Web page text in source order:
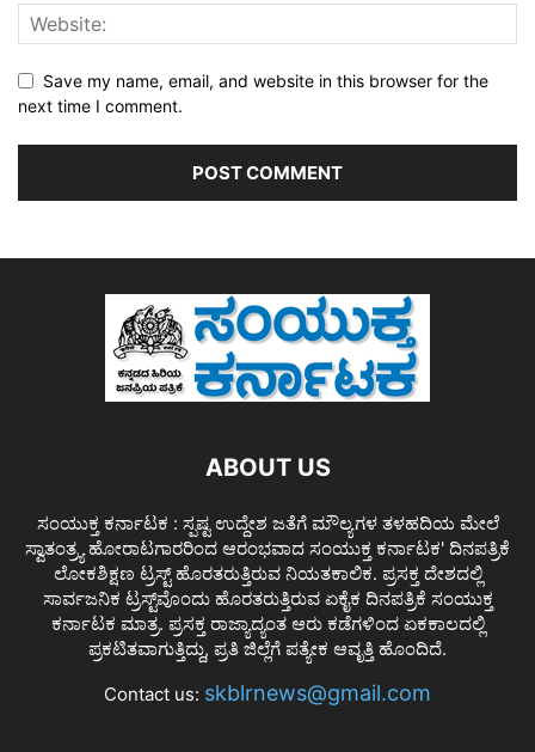
Save my name, email, and website in this browser for the
next time I comment.
ABOUT US
ಸಂಯುಕ್ತ ಕರ್ನಾಟಕ : ಸ್ಪಷ್ಟ ಉದ್ದೇಶ ಜತೆಗೆ ಮೌಲ್ಯಗಳ ತಳಹದಿಯ ಮೇಲೆ
ಸ್ವಾತಂತ್ರ್ಯ ಹೋರಾಟಗಾರರಿಂದ ಆರಂಭವಾದ ಸಂಯುಕ್ತ ಕರ್ನಾಟಕ' ದಿನಪತ್ರಿಕೆ
ಲೋಕಶಿಕ್ಷಣ ಟ್ರಸ್ಟ್ ಹೊರತರುತ್ತಿರುವ ನಿಯತಕಾಲಿಕ. ಪ್ರಸಕ್ತ ದೇಶದಲ್ಲಿ
ಸಾರ್ವಜನಿಕ ಟ್ರಸ್ಟ್‌ವೊಂದು ಹೊರತರುತ್ತಿರುವ ಏಕೈಕ ದಿನಪತ್ರಿಕೆ ಸಂಯುಕ್ತ
ಕರ್ನಾಟಕ ಮಾತ್ರ. ಪ್ರಸಕ್ತ ರಾಜ್ಯಾದ್ಯಂತ ಆರು ಕಡೆಗಳಿಂದ ಏಕಕಾಲದಲ್ಲಿ
ಪ್ರಕಟಿತವಾಗುತ್ತಿದ್ದು, ಪ್ರತಿ ಜಿಲ್ಲೆಗೆ ಪತ್ಯೇಕ ಆವೃತ್ತಿ ಹೊಂದಿದೆ.
Contact us: skblrnews@gmail.com